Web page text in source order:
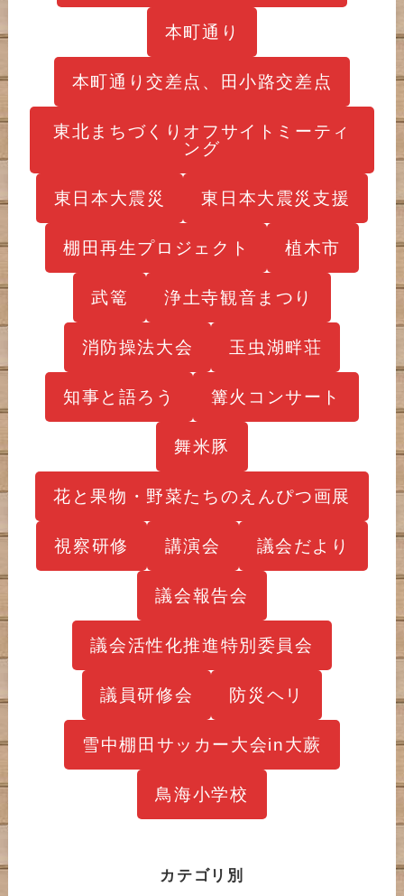
本町通り
本町通り交差点、田小路交差点
東北まちづくりオフサイトミーティ
ング
東日本大震災 東日本大震災支援
棚田再生プロジェクト 植木市
武篭 浄土寺観音まつり
消防操法大会 玉虫湖畔荘
知事と語ろう 篝火コンサート
舞米豚
花と果物・野菜たちのえんぴつ画展
視察研修 講演会 議会だより
議会報告会
議会活性化推進特別委員会
議員研修会 防災ヘリ
雪中棚田サッカー大会in大蕨
鳥海小学校
カテゴリ別